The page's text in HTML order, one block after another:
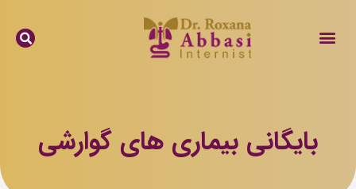
بایگانی بیماری های گوارشی